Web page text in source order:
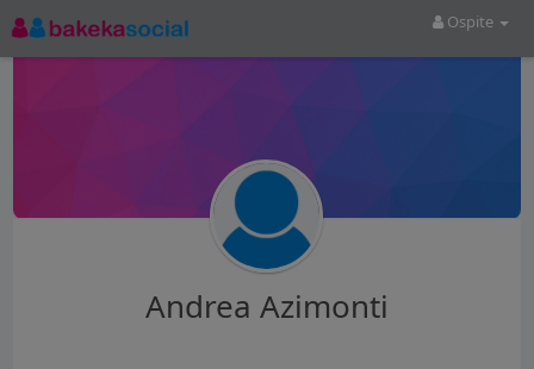
Ospite
Andrea Azimonti